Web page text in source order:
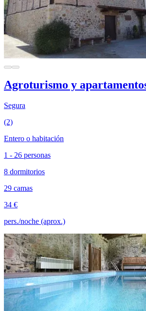
Agroturismo y
Segura
(2)
Entero o habitación
1 - 26 personas
8 dormitorios
29 camas
34 €
pers./noche (aprox.)